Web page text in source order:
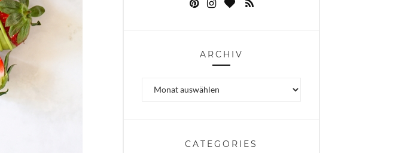
ARCHIV
CATEGORIES